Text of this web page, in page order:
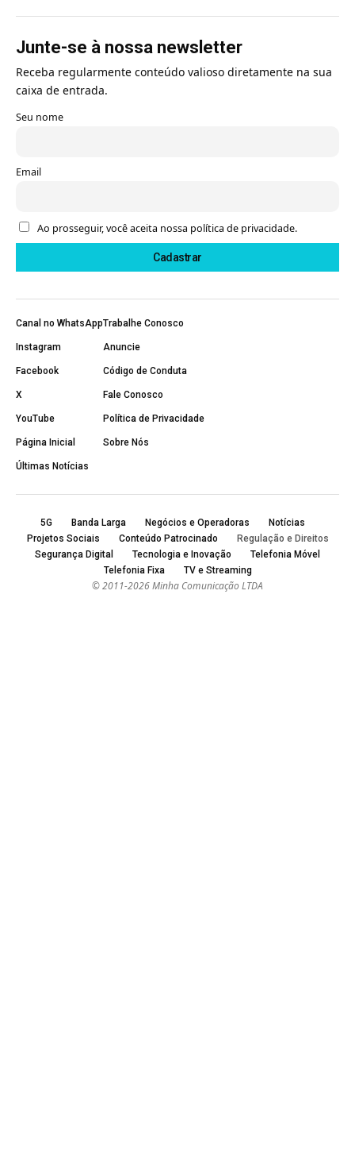
Junte-se à nossa newsletter
Receba regularmente conteúdo valioso diretamente na sua
caixa de entrada.
Seu nome
Email
Ao prosseguir, você aceita nossa política de privacidade.
Canal no WhatsApp
Instagram
Facebook
X
YouTube
Página Inicial
Últimas Notícias
Trabalhe Conosco
Anuncie
Código de Conduta
Fale Conosco
Política de Privacidade
Sobre Nós
5G Banda Larga Negócios e Operadoras
Notícias
Projetos Sociais
Conteúdo Patrocinado
Regulação e Direitos
Segurança Digital
Tecnologia e Inovação
Telefonia Móvel
Telefonia Fixa
TV e Streaming
© 2011-2026 Minha Comunicação LTDA